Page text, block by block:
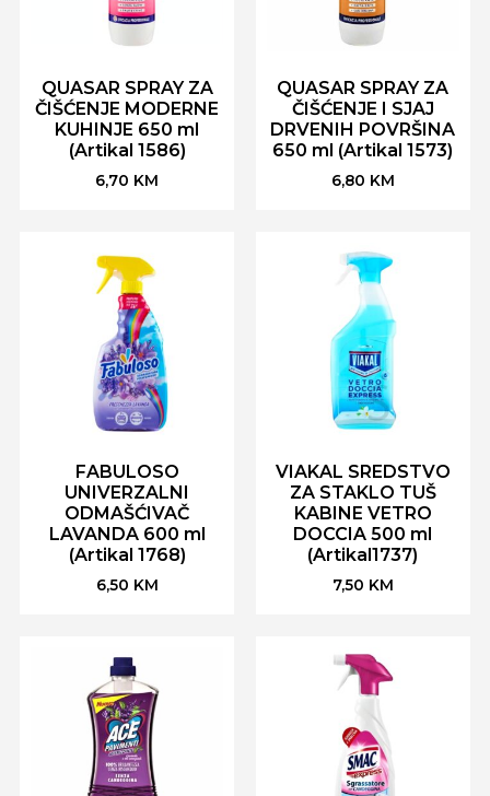
QUASAR SPRAY ZA
ČIŠĆENJE MODERNE
KUHINJE 650 ml
(Artikal 1586)
6,70 KM
QUASAR SPRAY ZA
ČIŠĆENJE I SJAJ
DRVENIH POVRŠINA
650 ml (Artikal 1573)
6,80 KM
FABULOSO
UNIVERZALNI
ODMAŠĆIVAČ
LAVANDA 600 ml
(Artikal 1768)
6,50 KM
VIAKAL SREDSTVO
ZA STAKLO TUŠ
KABINE VETRO
DOCCIA 500 ml
(Artikal1737)
7,50 KM